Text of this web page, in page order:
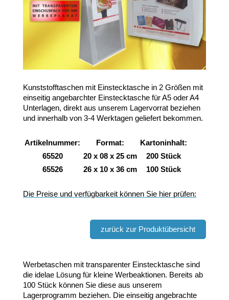
Kunststofftaschen mit Einstecktasche in 2 Größen mit
einseitig angebarchter Einstecktasche für A5 oder A4
Unterlagen, direkt aus unserem Lagervorrat beziehen
und innerhalb von 3-4 Werktagen geliefert bekommen.
Artikelnummer: Format:
Kartoninhalt:
65520
20 x 08 x 25 cm
200 Stück
65526
26 x 10 x 36 cm 100 Stück
Die Preise und verfügbarkeit können Sie hier prüfen:
zurück zur Produktübersicht
Werbetaschen mit transparenter Einstecktasche sind
die idelae Lösung für kleine Werbeaktionen. Bereits ab
100 Stück können Sie diese aus unserem
Lagerprogramm beziehen. Die einseitig angebrachte